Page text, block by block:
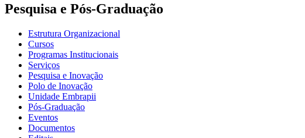
Pesquisa e Pós-Graduação
Estrutura Organizacional
Cursos
Programas Institucionais
Serviços
Pesquisa e Inovação
Polo de Inovação
Unidade Embrapii
Pós-Graduação
Eventos
Documentos